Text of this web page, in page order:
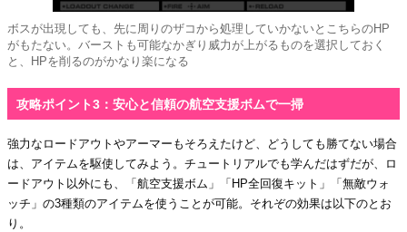
ボスが出現しても、先に周りのザコから処理していかないとこちらのHP
がもたない。バーストも可能なかぎり威力が上がるものを選択しておく
と、HPを削るのがかなり楽になる
攻略ポイント3：安心と信頼の航空支援ボムで一掃
強力なロードアウトやアーマーもそろえたけど、どうしても勝てない場合
は、アイテムを駆使してみよう。チュートリアルでも学んだはずだが、ロ
ードアウト以外にも、「航空支援ボム」「HP全回復キット」「無敵ウォ
ッチ」の3種類のアイテムを使うことが可能。それぞの効果は以下のとお
り。